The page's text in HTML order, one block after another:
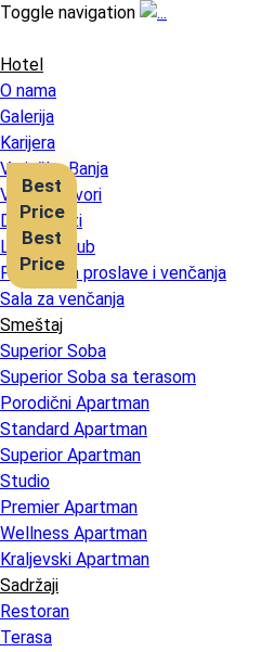
Toggle navigation
Hotel
O nama
Galerija
Karijera
Vrnjačka Banja
Vrnjački izvori
Dokumenti
Loyalty Club
Ponuda za proslave i venčanja
Sala za venčanja
Smeštaj
Superior Soba
Superior Soba sa terasom
Porodični Apartman
Standard Apartman
Superior Apartman
Studio
Premier Apartman
Wellness Apartman
Kraljevski Apartman
Sadržaji
Restoran
Terasa
Best
Price
Best
Price